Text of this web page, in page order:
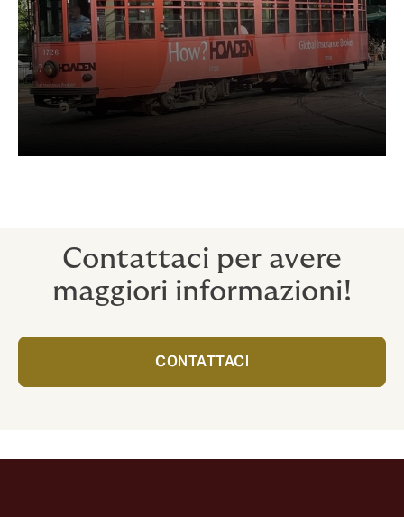
Contattaci per avere
maggiori informazioni!
CONTATTACI